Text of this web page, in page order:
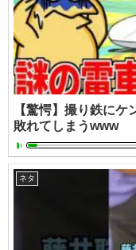
【驚愕】撮り鉄に
敗れてしまうwww
ネタ